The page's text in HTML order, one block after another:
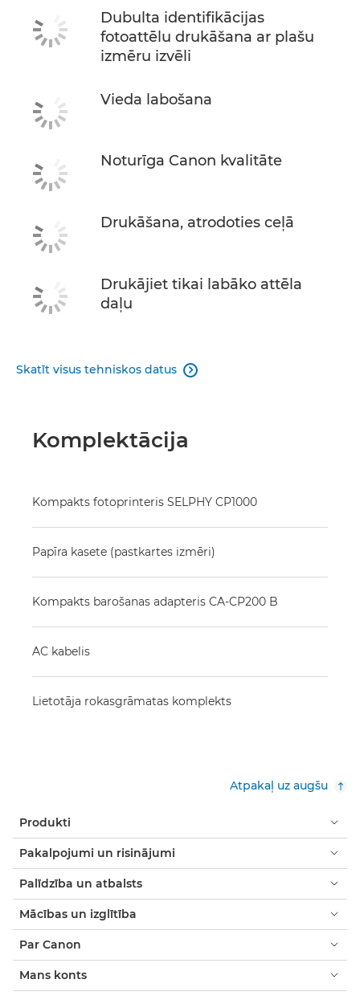
Dubulta identifikācijas
fotoattēlu drukāšana ar plašu
izmēru izvēli
Vieda labošana
Noturīga Canon kvalitāte
Drukāšana, atrodoties ceļā
Drukājiet tikai labāko attēla
daļu
Skatīt visus tehniskos datus 
Komplektācija
Kompakts fotoprinteris SELPHY CP1000
Papīra kasete (pastkartes izmēri)
Kompakts barošanas adapteris CA-CP200 B
AC kabelis
Lietotāja rokasgrāmatas komplekts
Atpakaļ uz augšu
Produkti
Pakalpojumi un risinājumi
Palīdzība un atbalsts
Mācības un izglītība
Par Canon
Mans konts